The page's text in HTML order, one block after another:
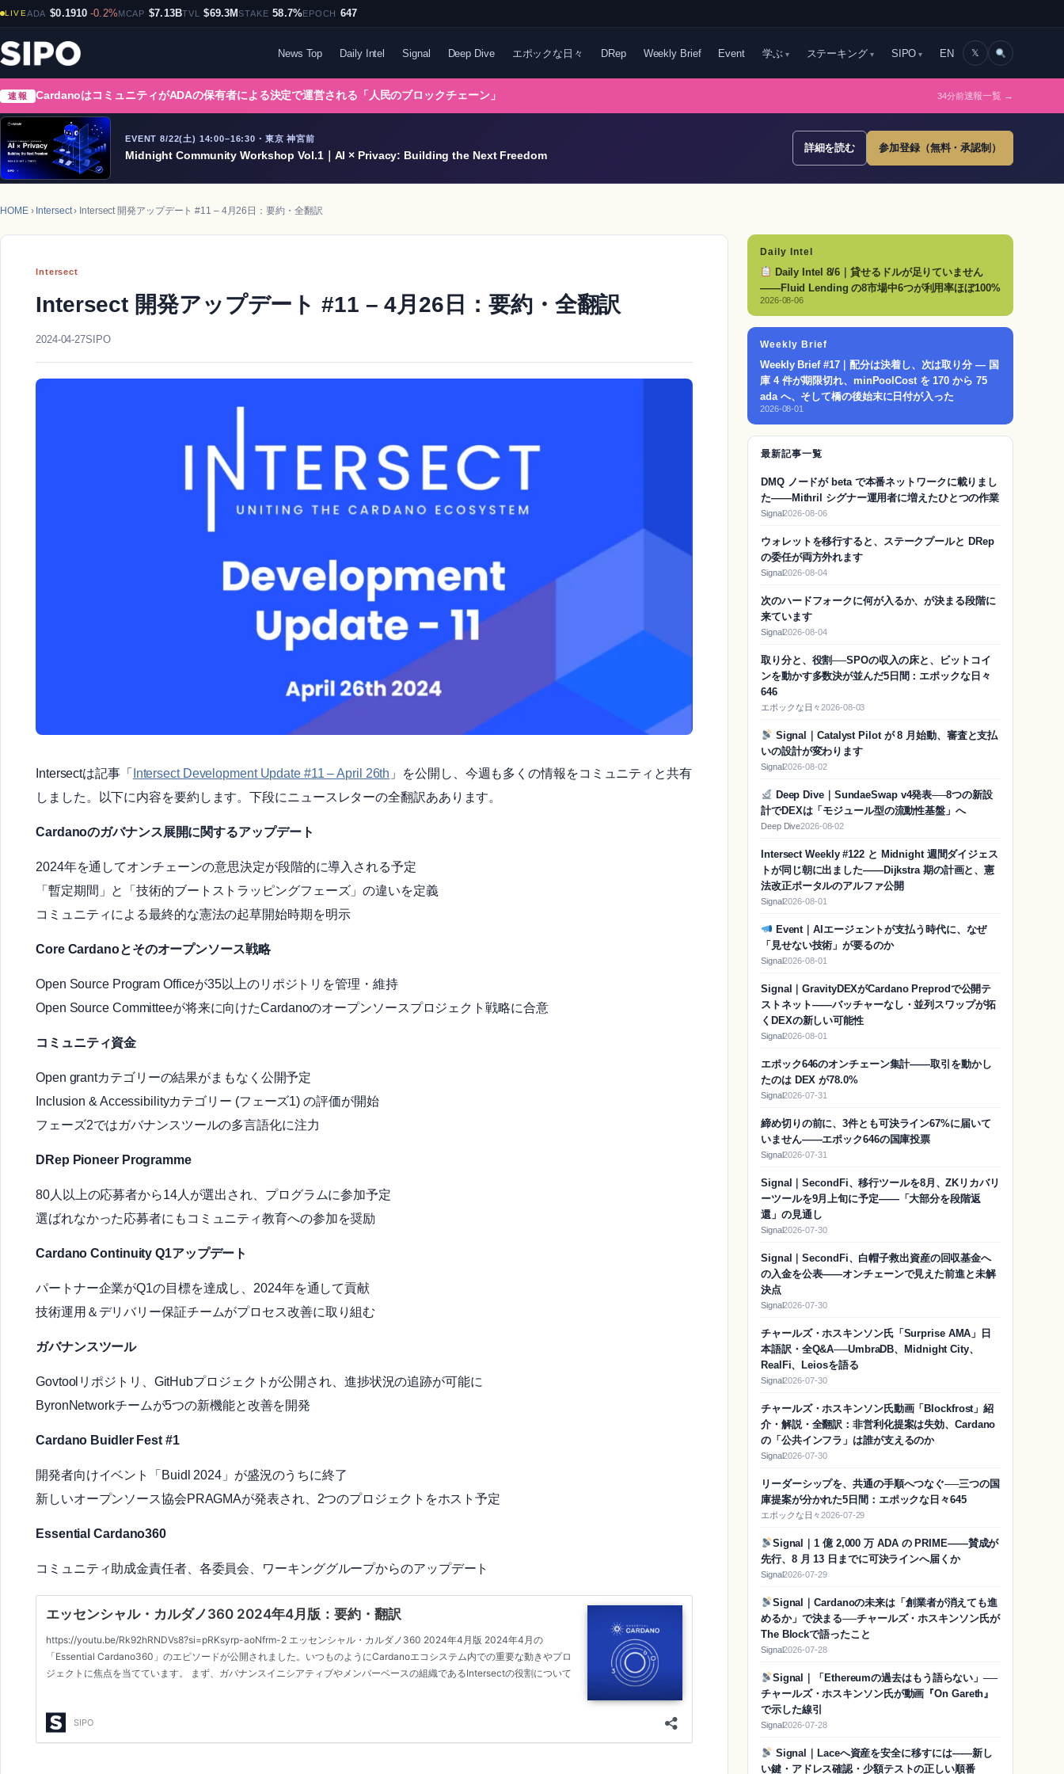
LIVEADA $0.1910 -0.2%MCAP $7.13BTVL $69.3MSTAKE 58.7%EPOCH 647
News Top Daily Intel Signal Deep Dive エポックな日々 DRep Weekly Brief Event 学ぶ ステーキング SIPO EN 𝕏
速報 CardanoはコミュニティがADAの保有者による決定で運営される「人民のブロックチェーン」 34分前速報一覧 →
EVENT 8/22(土) 14:00–16:30・東京 神宮前
Midnight Community Workshop Vol.1｜AI × Privacy: Building the Next Freedom
詳細を読む 参加登録（無料・承認制）
HOME› Intersect› Intersect 開発アップデート #11 – 4月26日：要約・全翻訳
Intersect
Intersect 開発アップデート #11 – 4月26日：要約・全翻訳
2024-04-27SIPO
Intersectは記事「 Intersect Development Update #11 – April 26th 」を公開し、今週も多くの情報をコミュニティと共有
しました。以下に内容を要約します。下段にニュースレターの全翻訳ああります。
Cardanoのガバナンス展開に関するアップデート
2024年を通してオンチェーンの意思決定が段階的に導入される予定
「暫定期間」と「技術的ブートストラッピングフェーズ」の違いを定義
コミュニティによる最終的な憲法の起草開始時期を明示
Core Cardanoとそのオープンソース戦略
Open Source Program Officeが35以上のリポジトリを管理・維持
Open Source Committeeが将来に向けたCardanoのオープンソースプロジェクト戦略に合意
コミュニティ資金
Open grantカテゴリーの結果がまもなく公開予定
Inclusion & Accessibilityカテゴリー (フェーズ1) の評価が開始
フェーズ2ではガバナンスツールの多言語化に注力
DRep Pioneer Programme
80人以上の応募者から14人が選出され、プログラムに参加予定
選ばれなかった応募者にもコミュニティ教育への参加を奨励
Cardano Continuity Q1アップデート
パートナー企業がQ1の目標を達成し、2024年を通して貢献
技術運用＆デリバリー保証チームがプロセス改善に取り組む
ガバナンスツール
Govtoolリポジトリ、GitHubプロジェクトが公開され、進捗状況の追跡が可能に
ByronNetworkチームが5つの新機能と改善を開発
Cardano Buidler Fest #1
開発者向けイベント「Buidl 2024」が盛況のうちに終了
新しいオープンソース協会PRAGMAが発表され、2つのプロジェクトをホスト予定
Essential Cardano360
コミュニティ助成金責任者、各委員会、ワーキンググループからのアップデート
Daily Intel
Daily Intel 8/6｜貸せるドルが足りていません
——Fluid Lending の8市場中6つが利用率ほぼ100%
2026-08-06
Weekly Brief
Weekly Brief #17｜配分は決着し、次は取り分 — 国
庫 4 件が期限切れ、minPoolCost を 170 から 75
ada へ、そして橋の後始末に日付が入った
2026-08-01
最新記事一覧
DMQ ノードが beta で本番ネットワークに載りまし
た——Mithril シグナー運用者に増えたひとつの作業
Signal2026-08-06
ウォレットを移行すると、ステークプールと DRep
の委任が両方外れます
Signal2026-08-04
次のハードフォークに何が入るか、が決まる段階に
来ています
Signal2026-08-04
取り分と、役割──SPOの収入の床と、ビットコイ
ンを動かす多数決が並んだ5日間：エポックな日々
646
エポックな日々2026-08-03
Signal｜Catalyst Pilot が 8 月始動、審査と支払
いの設計が変わります
Signal2026-08-02
Deep Dive｜SundaeSwap v4発表──8つの新設
計でDEXは「モジュール型の流動性基盤」へ
Deep Dive2026-08-02
Intersect Weekly #122 と Midnight 週間ダイジェス
トが同じ朝に出ました——Dijkstra 期の計画と、憲
法改正ポータルのアルファ公開
Signal2026-08-01
Event｜AIエージェントが支払う時代に、なぜ
「見せない技術」が要るのか
Signal2026-08-01
Signal｜GravityDEXがCardano Preprodで公開テ
ストネット——バッチャーなし・並列スワップが拓
くDEXの新しい可能性
Signal2026-08-01
エポック646のオンチェーン集計——取引を動かし
たのは DEX が78.0%
Signal2026-07-31
締め切りの前に、3件とも可決ライン67%に届いて
いません——エポック646の国庫投票
Signal2026-07-31
Signal｜SecondFi、移行ツールを8月、ZKリカバリ
ーツールを9月上旬に予定——「大部分を段階返
還」の見通し
Signal2026-07-30
Signal｜SecondFi、白帽子救出資産の回収基金へ
の入金を公表——オンチェーンで見えた前進と未解
決点
Signal2026-07-30
チャールズ・ホスキンソン氏「Surprise AMA」日
本語訳・全Q&A──UmbraDB、Midnight City、
RealFi、Leiosを語る
Signal2026-07-30
チャールズ・ホスキンソン氏動画「Blockfrost」紹
介・解説・全翻訳：非営利化提案は失効、Cardano
の「公共インフラ」は誰が支えるのか
Signal2026-07-30
リーダーシップを、共通の手順へつなぐ──三つの国
庫提案が分かれた5日間：エポックな日々645
エポックな日々2026-07-29
Signal｜1 億 2,000 万 ADA の PRIME——賛成が
先行、8 月 13 日までに可決ラインへ届くか
Signal2026-07-29
Signal｜Cardanoの未来は「創業者が消えても進
めるか」で決まる──チャールズ・ホスキンソン氏が
The Blockで語ったこと
Signal2026-07-28
Signal｜「Ethereumの過去はもう語らない」──
チャールズ・ホスキンソン氏が動画『On Gareth』
で示した線引
Signal2026-07-28
Signal｜Laceへ資産を安全に移すには——新し
い鍵・アドレス確認・少額テストの正しい順番